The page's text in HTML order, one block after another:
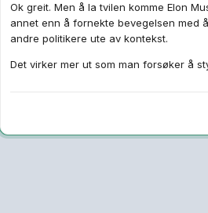
Ok greit. Men å la tvilen komme Elon
annet enn å fornekte bevegelsen med
andre politikere ute av kontekst.
Det virker mer ut som man forsøker å